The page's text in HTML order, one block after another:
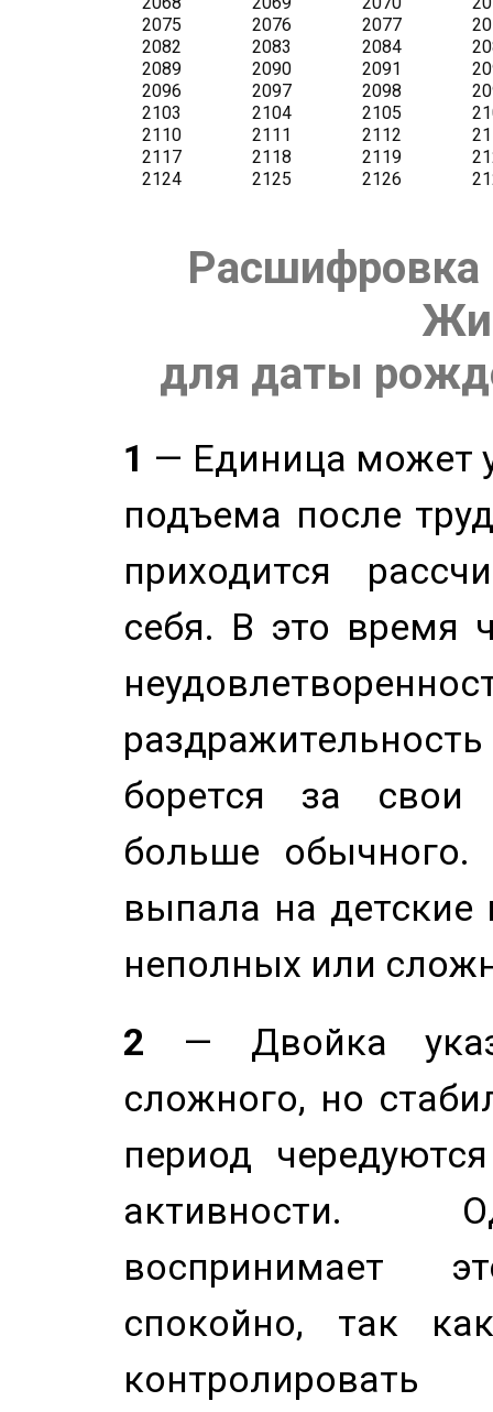
Расшифровка
для даты
1 — Единица может
подъема после
приходится
себя. В это время
борется за свои
больше
выпала на детские
неполных или
2 — Двойка
сложного, но
период
активности.
воспринимает
спокойно, так